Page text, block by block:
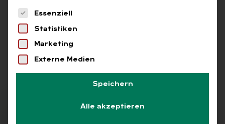
Alle Bei­trä­ge mit dem
Schlag­wort „BBG Kran­
ken­ver­si­che­rung 2025“
Alle Free Abo L+G +
Es folgt eine Liste der Service-Gruppen, für
Essenziell
Statistiken
Marketing
Externe Medien
Speichern
Alle akzeptieren